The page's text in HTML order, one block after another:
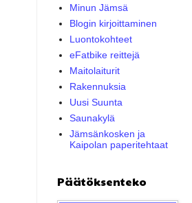
Minun Jämsä
Blogin kirjoittaminen
Luontokohteet
eFatbike reittejä
Maitolaiturit
Rakennuksia
Uusi Suunta
Saunakylä
Jämsänkosken ja
Kaipolan paperitehtaat
Päätöksenteko